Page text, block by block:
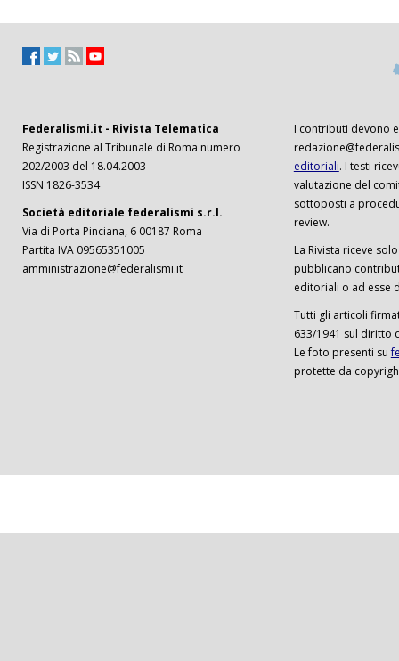
Federalismi.it - Rivista Telematica
Registrazione al Tribunale di Roma numero
202/2003 del 18.04.2003
ISSN 1826-3534
Società editoriale federalismi s.r.l.
Via di Porta Pinciana, 6 00187 Roma
Partita IVA 09565351005
amministrazione@federalismi.it
I contributi devono
editoriali. I testi
valutazione del
sottoposti a
review.
La Rivista riceve
pubblicano
editoriali o ad esse
Tutti gli articoli
633/1941 sul diritto
Le foto presenti su
protette da